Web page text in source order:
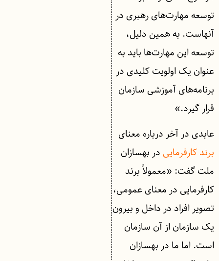
توسعه مهارت‌های رهبری در
آنهاست. به همین دلیل،
توسعه این مهارت‌ها باید به
عنوان یک اولویت کلیدی در
برنامه‌های آموزشی سازمان
قرار گیرد.»
عابدی در آخر درباره معنای
برند کارفرمایی در بهسازان
ملت گفت: «معمولاً برند
کارفرمایی در معنای عمومی،
تصویر افراد در داخل و بیرون
یک سازمان از آن سازمان
است. اما ما در بهسازان